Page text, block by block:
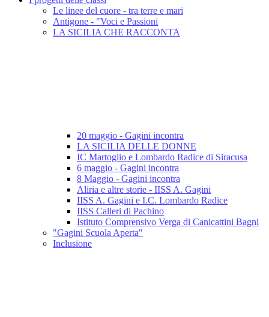
Le linee del cuore - tra terre e mari
Antigone - "Voci e Passioni
LA SICILIA CHE RACCONTA
20 maggio - Gagini incontra
LA SICILIA DELLE DONNE
IC Martoglio e Lombardo Radice di Siracusa
6 maggio - Gagini incontra
8 Maggio - Gagini incontra
Aliria e altre storie - IISS A. Gagini
IISS A. Gagini e I.C. Lombardo Radice
IISS Calleri di Pachino
Istituto Comprensivo Verga di Canicattini Bagni
"Gagini Scuola Aperta"
Inclusione